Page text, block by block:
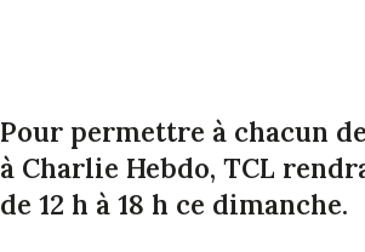
Pour permettre à chacun
à Charlie Hebdo, TCL
de 12 h à 18 h ce dimanche.